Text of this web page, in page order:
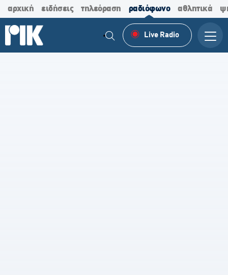
αρχική ειδήσεις τηλεόραση ραδιόφωνο αθλητικά
Live Radio